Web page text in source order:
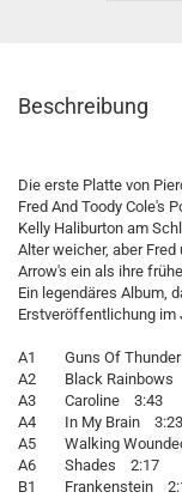
Beschreibung
Die erste Platte von
Fred And Toody Cole's
Kelly Haliburton am
Alter weicher, aber
Arrow's ein als ihre
Ein legendäres Album,
Erstveröffentlichung im
A1 Guns Of
A2 Black Rainbows
A3 Caroline 3:43
A4 In My Brain 3:23
A5 Walking
A6 Shades 2:17
B1 Frankenstein